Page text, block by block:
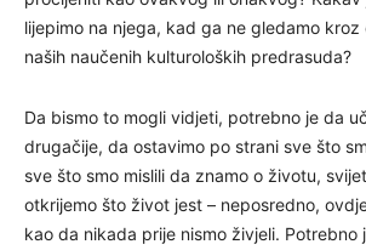
lijepimo na njega, kad ga ne gledamo kroz
naših naučenih kulturoloških predrasuda?
Da bismo to mogli vidjeti, potrebno je da
drugačije, da ostavimo po strani sve što
sve što smo mislili da znamo o životu,
otkrijemo što život jest – neposredno,
kao da nikada prije nismo živjeli. Potrebno